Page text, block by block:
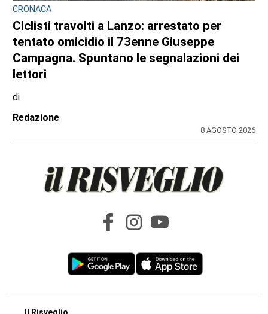
CRONACA
Ciclisti travolti a Lanzo: arrestato per
tentato omicidio il 73enne Giuseppe
Campagna. Spuntano le segnalazioni dei
lettori
di
Redazione
8 AGOSTO 2026